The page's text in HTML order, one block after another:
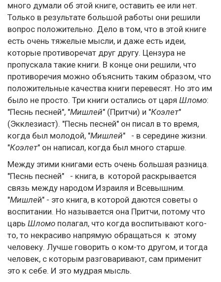
много думали об этой книге, оставить ее или нет.
Только в результате большой работы они решили
вопрос положительно. Дело в том, что в этой книге
есть очень тяжелые мысли, и даже есть идеи,
которые противоречат друг другу. Цензура не
пропускала такие книги. В конце они решили, что
противоречия можно объяснить таким образом, что
положительные качества книги перевесят. Но это им
было не просто. Три книги остались от царя Шломо:
"Песнь песней", "Мишлей" (Притчи) и "Коэлет"
(Экклезиаст). "Песнь песней" он писал в то время,
когда был молодой, "Мишлей" - в середине жизни.
"Коэлет" он написал, когда был много старше.
Между этими книгами есть очень большая разница.
"Песнь песней" - книга, в которой раскрывается
связь между народом Израиля и Всевышним.
"Мишлей" - это книга, в которой даются советы о
воспитании. Но называется она Притчи, потому что
царь Шломо полагал, что когда воспитывают кого-
то, то некрасиво напрямую обращаться к этому
человеку. Лучше говорить о ком-то другом, и тогда
человек, с которым разговаривают, сам применит
это к себе. И это мудрая мысль.